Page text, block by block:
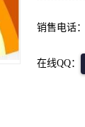
销售电话：
在线QQ：